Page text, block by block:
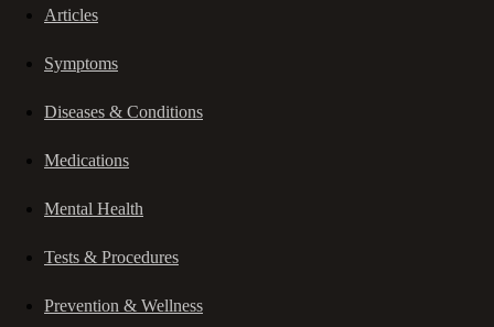
Articles
Symptoms
Diseases & Conditions
Medications
Mental Health
Tests & Procedures
Prevention & Wellness